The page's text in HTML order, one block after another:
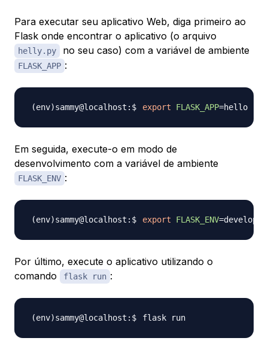
Para executar seu aplicativo Web, diga primeiro ao
Flask onde encontrar o aplicativo (o arquivo
helly.py no seu caso) com a variável de ambiente
FLASK_APP :
export FLASK_APP=
Em seguida, execute-o em modo de
desenvolvimento com a variável de ambiente
FLASK_ENV :
export FLASK_ENV=
Por último, execute o aplicativo utilizando o
comando
flask run :